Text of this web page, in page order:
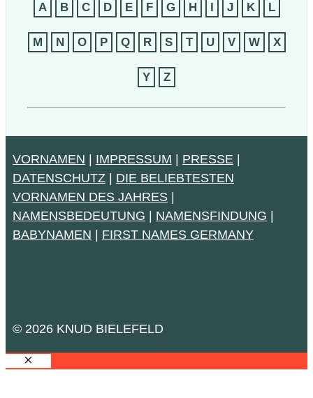
A B C D E F G H I J K L
M N O P Q R S T U V W X
Y Z
VORNAMEN | IMPRESSUM | PRESSE |
DATENSCHUTZ | DIE BELIEBTESTEN
VORNAMEN DES JAHRES |
NAMENSBEDEUTUNG | NAMENSFINDUNG |
BABYNAMEN | FIRST NAMES GERMANY
© 2026 KNUD BIELEFELD
SCHLIESSEN